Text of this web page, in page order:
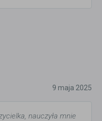
9 maja 2025
nauczyła mnie